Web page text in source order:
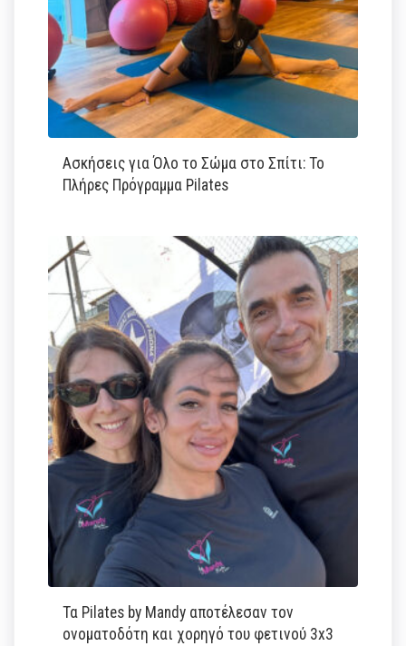
Ασκήσεις για Όλο το Σώμα στο Σπίτι: Το
Πλήρες Πρόγραμμα Pilates
Τα Pilates by Mandy αποτέλεσαν τον
ονοματοδότη και χορηγό του φετινού 3x3